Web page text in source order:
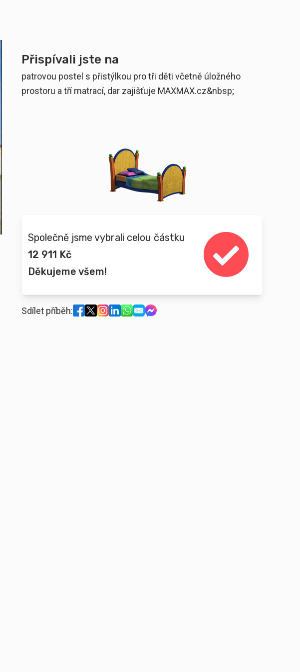
Přispívali jste na
patrovou postel s přistýlkou pro tři děti včetně úložného
prostoru a tří matrací, dar zajišťuje MAXMAX.cz&nbsp;
Společně jsme vybrali celou částku
12 911 Kč
Děkujeme všem!
Sdílet příběh: